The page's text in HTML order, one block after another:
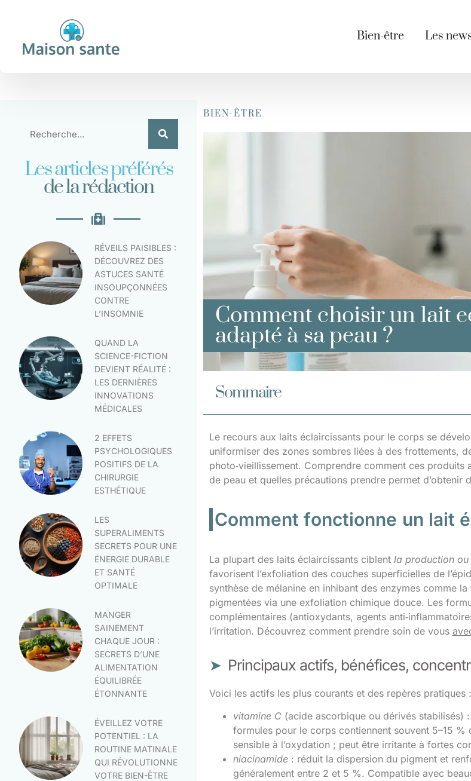
Bien-être Les
Les articles préférés
de la rédaction
RÉVEILS PAISIBLES :
DÉCOUVREZ DES
ASTUCES SANTÉ
INSOUPÇONNÉES
CONTRE
L’INSOMNIE
QUAND LA
SCIENCE-FICTION
DEVIENT RÉALITÉ :
LES DERNIÈRES
INNOVATIONS
MÉDICALES
2 EFFETS
PSYCHOLOGIQUES
POSITIFS DE LA
CHIRURGIE
ESTHÉTIQUE
LES
SUPERALIMENTS
SECRETS POUR UNE
ÉNERGIE DURABLE
ET SANTÉ
OPTIMALE
MANGER
SAINEMENT
CHAQUE JOUR :
SECRETS D’UNE
ALIMENTATION
ÉQUILIBRÉE
ÉTONNANTE
ÉVEILLEZ VOTRE
POTENTIEL : LA
ROUTINE MATINALE
QUI RÉVOLUTIONNE
VOTRE BIEN-ÊTRE
BIEN-ÊTRE
Comment choisir un lait
adapté à sa peau ?
Sommaire
Le recours aux laits éclaircissants pour le corps se
uniformiser des zones sombres liées à des frottements,
photo‑vieillissement. Comprendre comment ces
de peau et quelles précautions prendre permet
Comment fonctionne un lait
La plupart des laits éclaircissants ciblent la production
favorisent l’exfoliation des couches superficielles de
synthèse de mélanine en inhibant des enzymes comme
pigmentées via une exfoliation chimique douce. Les
complémentaires (antioxydants, agents
l’irritation. Découvrez comment prendre soin de vous
Principaux actifs, bénéfices,
Voici les actifs les plus courants et des repères pratiques :
vitamine C (acide ascorbique ou dérivés stabilisés)
formules pour le corps contiennent souvent 5–15
sensible à l’oxydation ; peut être irritante à fortes
niacinamide : réduit la dispersion du pigment et
généralement entre 2 et 5 %. Compatible avec